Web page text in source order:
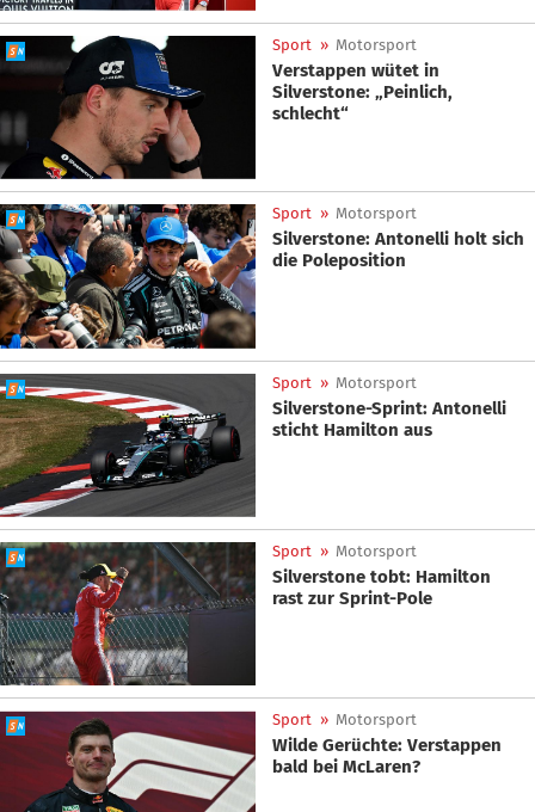
Sport » Motorsport
Verstappen wütet in
Silverstone: „Peinlich,
schlecht“
Sport » Motorsport
Silverstone: Antonelli holt sich
die Poleposition
Sport » Motorsport
Silverstone-Sprint: Antonelli
sticht Hamilton aus
Sport » Motorsport
Silverstone tobt: Hamilton
rast zur Sprint-Pole
Sport » Motorsport
Wilde Gerüchte: Verstappen
bald bei McLaren?